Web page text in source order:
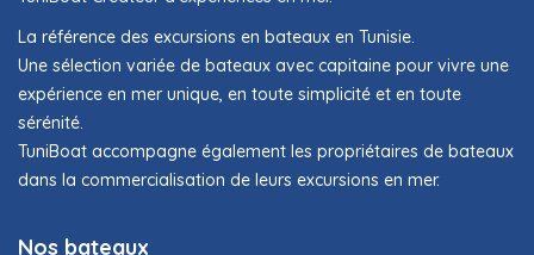
La référence des excursions en bateaux en Tunisie.
Une sélection variée de bateaux avec capitaine pour vivre une
expérience en mer unique, en toute simplicité et en toute
sérénité.
TuniBoat accompagne également les propriétaires de bateaux
dans la commercialisation de leurs excursions en mer.
Nos bateaux